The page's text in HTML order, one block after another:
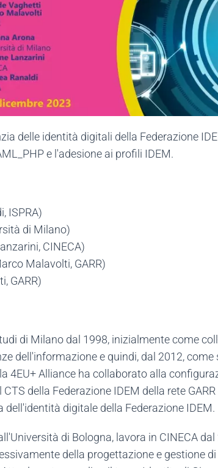
delle identità digitali della Federazione
e l'adesione ai profili IDEM.
ISPRA)
di Milano)
CINECA)
Malavolti, GARR)
GARR)
di Milano dal 1998, inizialmente come
dell'informazione e quindi, dal 2012,
4EU+ Alliance ha collaborato alla
della Federazione IDEM della rete
digitale della Federazione IDEM.
di Bologna, lavora in CINECA
della progettazione e gestione